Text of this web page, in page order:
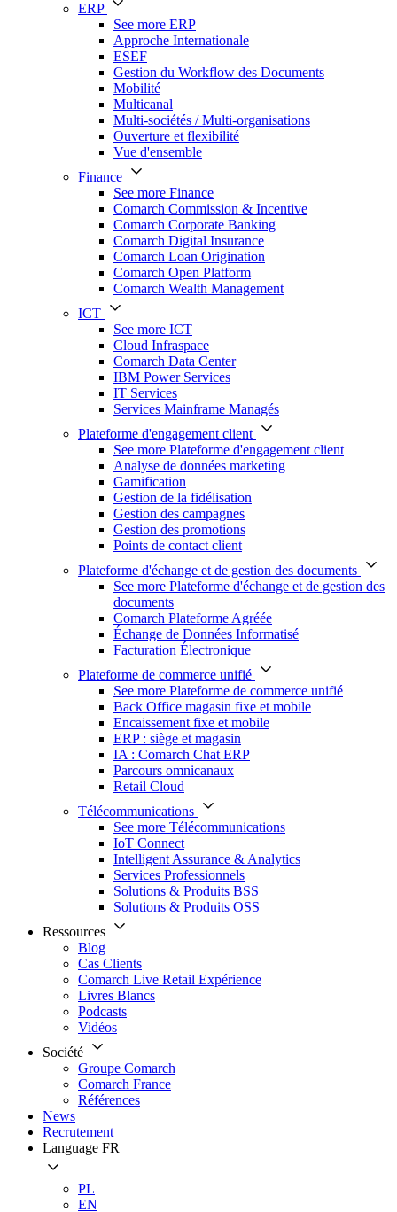
ERP
See more ERP
Approche Internationale
ESEF
Gestion du Workflow des Documents
Mobilité
Multicanal
Multi-sociétés / Multi-organisations
Ouverture et flexibilité
Vue d'ensemble
Finance
See more Finance
Comarch Commission & Incentive
Comarch Corporate Banking
Comarch Digital Insurance
Comarch Loan Origination
Comarch Open Platform
Comarch Wealth Management
ICT
See more ICT
Cloud Infraspace
Comarch Data Center
IBM Power Services
IT Services
Services Mainframe Managés
Plateforme d'engagement client
See more Plateforme d'engagement client
Analyse de données marketing
Gamification
Gestion de la fidélisation
Gestion des campagnes
Gestion des promotions
Points de contact client
Plateforme d'échange et de gestion des documents
See more Plateforme d'échange et de gestion des
documents
Comarch Plateforme Agréée
Échange de Données Informatisé
Facturation Électronique
Plateforme de commerce unifié
See more Plateforme de commerce unifié
Back Office magasin fixe et mobile
Encaissement fixe et mobile
ERP : siège et magasin
IA : Comarch Chat ERP
Parcours omnicanaux
Retail Cloud
Télécommunications
See more Télécommunications
IoT Connect
Intelligent Assurance & Analytics
Services Professionnels
Solutions & Produits BSS
Solutions & Produits OSS
Ressources
Blog
Cas Clients
Comarch Live Retail Expérience
Livres Blancs
Podcasts
Vidéos
Société
Groupe Comarch
Comarch France
Références
News
Recrutement
Language FR
PL
EN